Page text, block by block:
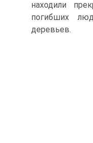
находили
погибших
деревьев.